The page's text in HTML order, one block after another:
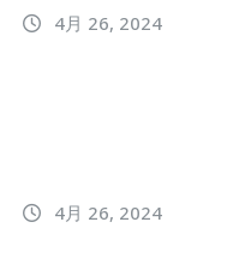
4月 26, 2024
4月 26, 2024